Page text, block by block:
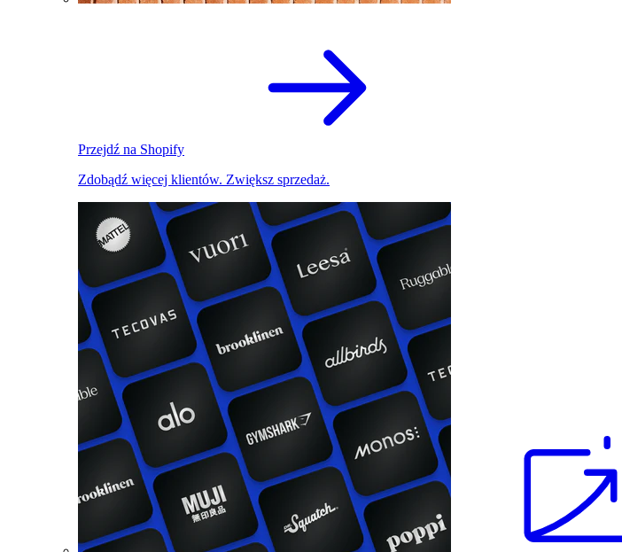
Przejdź na Shopify
Zdobądź więcej klientów. Zwiększ sprzedaż.